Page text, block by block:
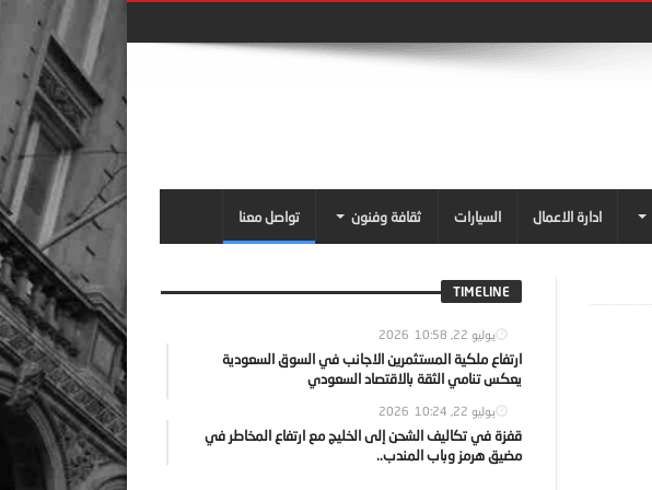
ادارة الاعمال السيارات ثقافة وفنون تواصل معنا
TIMELINE
يوليو 22, 2026 10:58
ارتفاع ملكية المستثمرين الاجانب في السوق السعودية
يعكس تنامي الثقة بالاقتصاد السعودي
يوليو 22, 2026 10:24
قفزة في تكاليف الشحن إلى الخليج مع ارتفاع المخاطر في
مضيق هرمز وباب المندب..